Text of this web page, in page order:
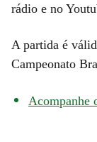
rádio e no
A partida é
Campeonato
Acompanhe